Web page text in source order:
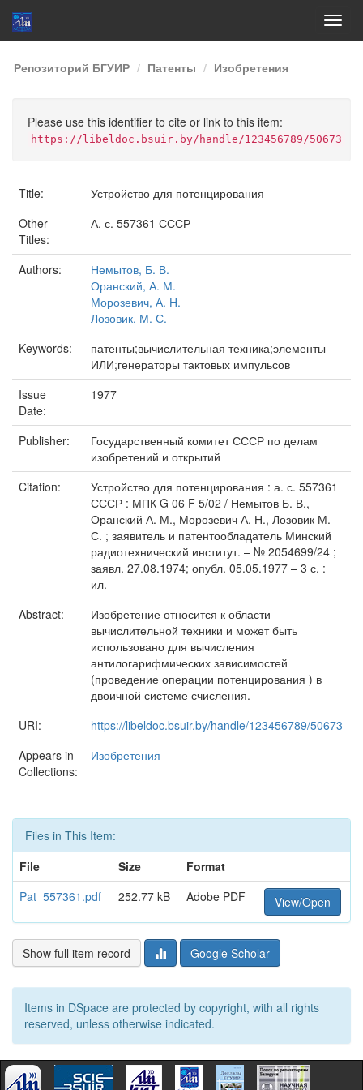
Skip
navigation
Репозиторий БГУИР Патенты Изобретения
Please use this identifier to cite or link to this item:
https://libeldoc.bsuir.by/handle/123456789/50673
Title:
Устройство для потенцирования
Other
Titles:
А. с. 557361 СССР
Authors:
Немытов, Б. В.
Оранский, А. М.
Морозевич, А. Н.
Лозовик, М. С.
Keywords:
патенты;вычислительная техника;элементы
ИЛИ;генераторы тактовых импульсов
Issue
Date:
1977
Publisher:
Государственный комитет СССР по делам
изобретений и открытий
Citation:
Устройство для потенцирования : а. с. 557361
СССР : МПК G 06 F 5/02 / Немытов Б. В.,
Оранский А. М., Морозевич А. Н., Лозовик М.
С. ; заявитель и патентообладатель Минский
радиотехнический институт. – № 2054699/24 ;
заявл. 27.08.1974; опубл. 05.05.1977 – 3 с. :
ил.
Abstract:
Изобретение относится к области
вычислительной техники и может быть
использовано для вычисления
антилогарифмических зависимостей
(проведение операции потенцирования ) в
двоичной системе счисления.
URI:
https://libeldoc.bsuir.by/handle/123456789/50673
Appears in
Collections:
Изобретения
Files in This Item:
File
Size
Format
Pat_557361.pdf
252.77 kB Adobe PDF View/Open
Show full item record Google Scholar
Items in DSpace are protected by copyright, with all rights
reserved, unless otherwise indicated.